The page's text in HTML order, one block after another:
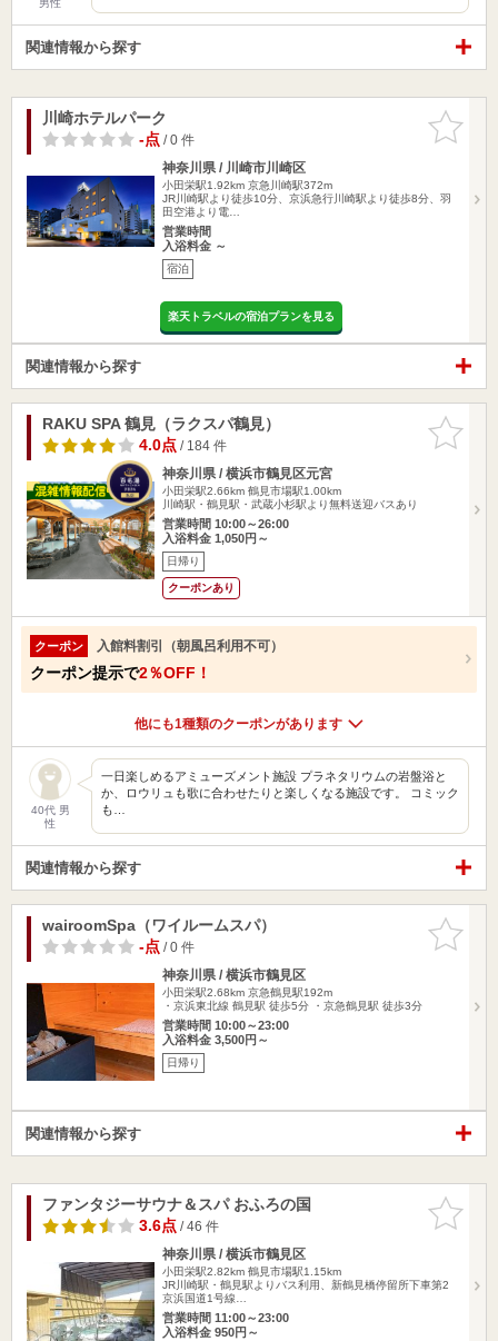
男性
関連情報から探す
お気に入
りに追加
川崎ホテルパーク
-点/ 0 件
神奈川県 / 川崎市川崎区
小田栄駅1.92km 京急川崎駅372m
JR川崎駅より徒歩10分、京浜急行川崎駅より徒歩8分、羽
田空港より電…
営業時間
入浴料金 ～
宿泊
楽天トラベルの宿泊プランを見る
関連情報から探す
お気に入
りに追加
RAKU SPA 鶴見（ラクスパ鶴見）
4.0点/ 184 件
神奈川県 / 横浜市鶴見区元宮
小田栄駅2.66km 鶴見市場駅1.00km
川崎駅・鶴見駅・武蔵小杉駅より無料送迎バスあり
営業時間 10:00～26:00
入浴料金 1,050円～
日帰り
クーポンあり
クーポン 入館料割引（朝風呂利用不可）
クーポン提示で2％OFF！
他にも1種類のクーポンがあります
40代 男
性
一日楽しめるアミューズメント施設 プラネタリウムの岩盤浴と
か、ロウリュも歌に合わせたりと楽しくなる施設です。 コミック
も…
関連情報から探す
お気に入
りに追加
wairoomSpa（ワイルームスパ）
-点/ 0 件
神奈川県 / 横浜市鶴見区
小田栄駅2.68km 京急鶴見駅192m
・京浜東北線 鶴見駅 徒歩5分 ・京急鶴見駅 徒歩3分
営業時間 10:00～23:00
入浴料金 3,500円～
日帰り
関連情報から探す
お気に入
りに追加
ファンタジーサウナ＆スパ おふろの国
3.6点/ 46 件
神奈川県 / 横浜市鶴見区
小田栄駅2.82km 鶴見市場駅1.15km
JR川崎駅・鶴見駅よりバス利用、新鶴見橋停留所下車第2
京浜国道1号線…
営業時間 11:00～23:00
入浴料金 950円～